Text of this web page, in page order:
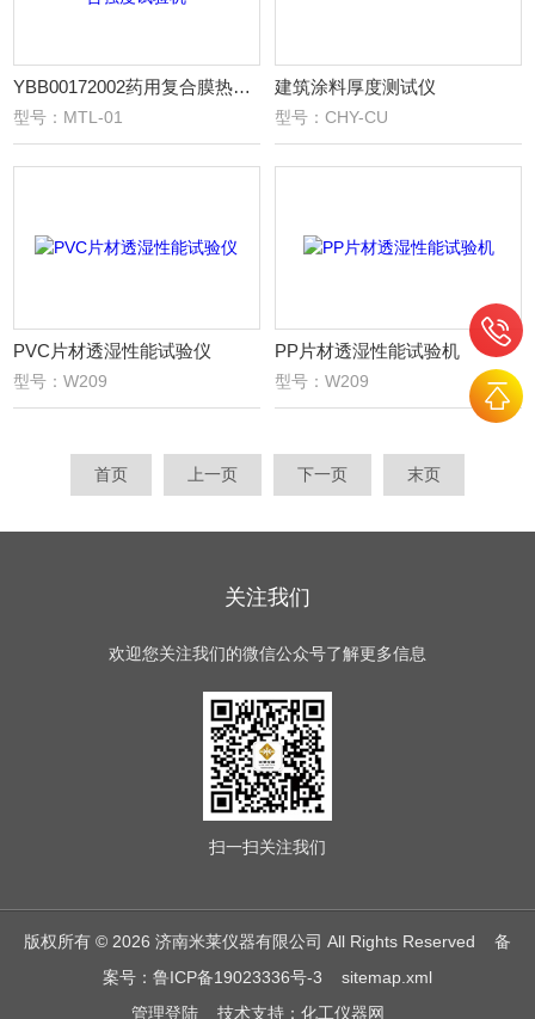
YBB00172002药用复合膜热合强度试验机
型号：MTL-01
建筑涂料厚度测试仪
型号：CHY-CU
PVC片材透湿性能试验仪
型号：W209
PP片材透湿性能试验机
型号：W209
首页 上一页 下一页 末页
关注我们
欢迎您关注我们的微信公众号了解更多信息
扫一扫关注我们
版权所有 © 2026 济南米莱仪器有限公司 All Rights Reserved 备
案号：鲁ICP备19023336号-3
sitemap.xml
管理登陆技术支持： 化工仪器网